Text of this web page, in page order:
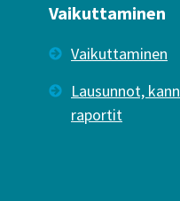
Vaikuttaminen
Vaikuttaminen
Lausunnot,
raportit